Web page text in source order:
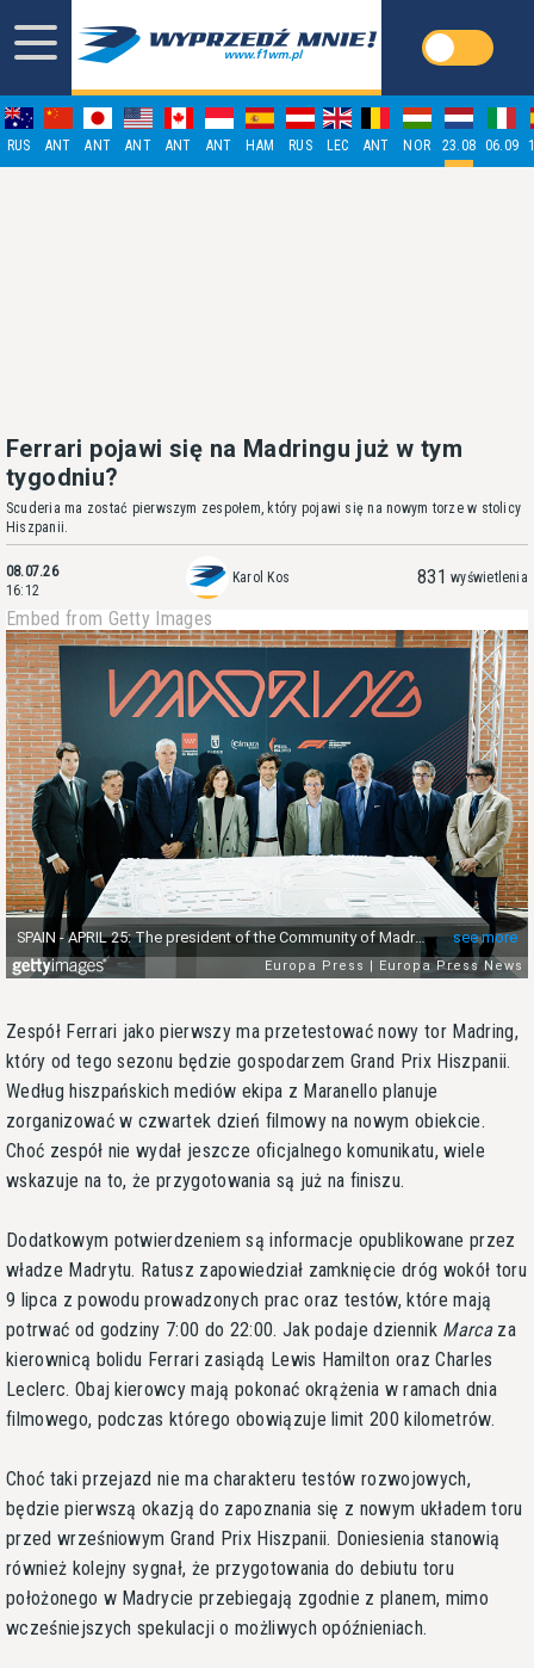
RUS ANT ANT ANT ANT ANT HAM RUS LEC ANT NOR 23.08 06.09
Ferrari pojawi się na Madringu już w tym
tygodniu?
Scuderia ma zostać pierwszym zespołem, który pojawi się na nowym torze w stolicy
Hiszpanii.
08.07.26
16:12
Karol Kos 831 wyświetlenia
Embed from Getty Images
Zespół Ferrari jako pierwszy ma przetestować nowy tor Madring,
który od tego sezonu będzie gospodarzem Grand Prix Hiszpanii.
Według hiszpańskich mediów ekipa z Maranello planuje
zorganizować w czwartek dzień filmowy na nowym obiekcie.
Choć zespół nie wydał jeszcze oficjalnego komunikatu, wiele
wskazuje na to, że przygotowania są już na finiszu.
Dodatkowym potwierdzeniem są informacje opublikowane przez
władze Madrytu. Ratusz zapowiedział zamknięcie dróg wokół toru
9 lipca z powodu prowadzonych prac oraz testów, które mają
potrwać od godziny 7:00 do 22:00. Jak podaje dziennik Marcaza
kierownicą bolidu Ferrari zasiądą Lewis Hamilton oraz Charles
Leclerc. Obaj kierowcy mają pokonać okrążenia w ramach dnia
filmowego, podczas którego obowiązuje limit 200 kilometrów.
Choć taki przejazd nie ma charakteru testów rozwojowych,
będzie pierwszą okazją do zapoznania się z nowym układem toru
przed wrześniowym Grand Prix Hiszpanii. Doniesienia stanowią
również kolejny sygnał, że przygotowania do debiutu toru
położonego w Madrycie przebiegają zgodnie z planem, mimo
wcześniejszych spekulacji o możliwych opóźnieniach.